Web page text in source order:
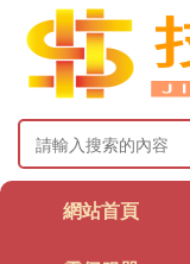
網站首頁